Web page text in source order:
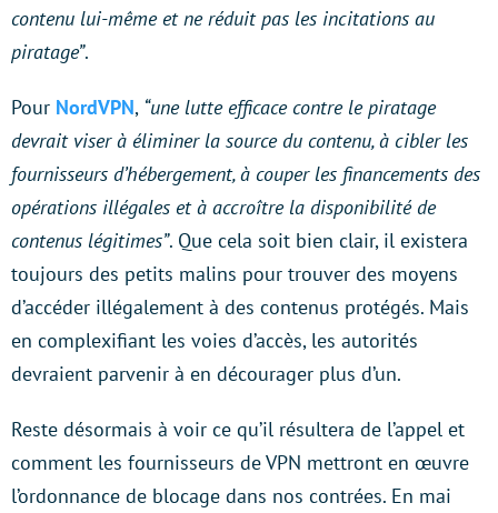
contenu lui-même et ne réduit pas les incitations au
piratage”.
Pour NordVPN, “une lutte efficace contre le piratage
devrait viser à éliminer la source du contenu, à cibler les
fournisseurs d’hébergement, à couper les financements des
opérations illégales et à accroître la disponibilité de
contenus légitimes”. Que cela soit bien clair, il existera
toujours des petits malins pour trouver des moyens
d’accéder illégalement à des contenus protégés. Mais
en complexifiant les voies d’accès, les autorités
devraient parvenir à en décourager plus d’un.
Reste désormais à voir ce qu’il résultera de l’appel et
comment les fournisseurs de VPN mettront en œuvre
l’ordonnance de blocage dans nos contrées. En mai